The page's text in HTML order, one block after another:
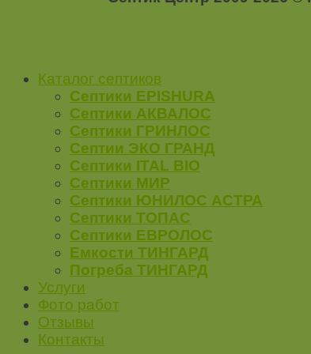
Каталог септиков
Септики EPISHURA
Септики АКВАЛОС
Септики ГРИНЛОС
Септии ЭКО ГРАНД
Септики ITAL BIO
Септики МИР
Септики ЮНИЛОС АСТРА
Септики ТОПАС
Септики ЕВРОЛОС
Емкости ТИНГАРД
Погреба ТИНГАРД
Услуги
Фото работ
Отзывы
Контакты